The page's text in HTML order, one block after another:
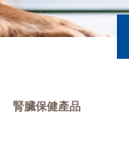
腎臟保健產品